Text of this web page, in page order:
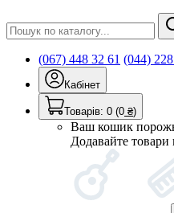
(067) 448 32 61 (044)
Кабінет
Товарів: 0 (0 ₴)
Ваш кошик
Додавайте